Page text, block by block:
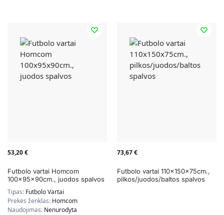
53,20€
Futbolo vartai Homcom
100x95x90cm., juodos spalvos
Tipas: Futbolo Vartai
Prekės ženklas: Homcom
Naudojimas: Nenurodyta
73,67€
Futbolo vartai 110x150x75cm.,
pilkos/juodos/baltos spalvos